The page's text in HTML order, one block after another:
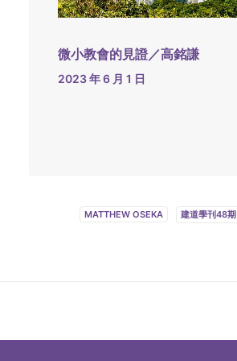
微小教會的見證／高銘謙
2023 年 6 月 1 日
MATTHEW OSEKA 建道學刊48期